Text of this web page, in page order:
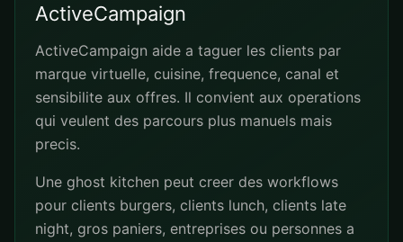
ActiveCampaign
ActiveCampaign aide a taguer les clients par
marque virtuelle, cuisine, frequence, canal et
sensibilite aux offres. Il convient aux operations
qui veulent des parcours plus manuels mais
precis.
Une ghost kitchen peut creer des workflows
pour clients burgers, clients lunch, clients late
night, gros paniers, entreprises ou personnes a